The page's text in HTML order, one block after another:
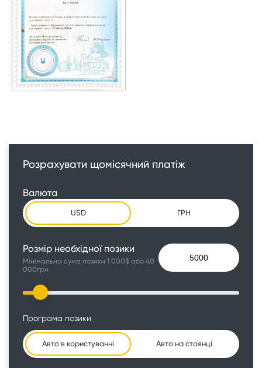
Розрахувати щомісячний платіж
Валюта
USD ГРН
Розмір необхідної позики
Мінімальна сума позики 1 000$ або 40
000грн
Програма позики
Авто в користуванні Авто на стоянці